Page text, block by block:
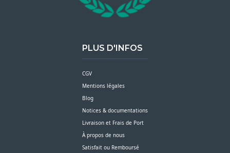
PLUS D'INFOS
CGV
Mentions légales
Blog
Notices & documentations
Livraison et Frais de Port
À propos de nous
Satisfait ou Remboursé